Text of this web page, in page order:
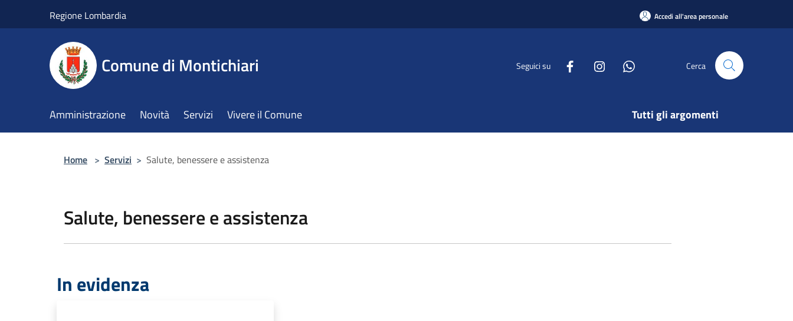
Regione Lombardia Accedi all'area personale
Comune di Montichiari Seguici su Cerca
Amministrazione Novità Servizi Vivere il Comune Tutti gli argomenti
Home > Servizi > Salute, benessere e assistenza
Salute, benessere e assistenza
In evidenza